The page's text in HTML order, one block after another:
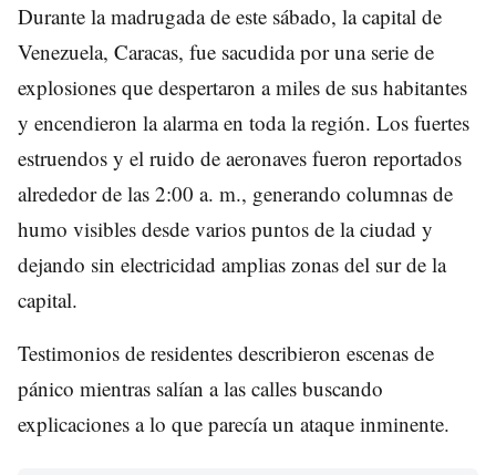
Durante la madrugada de este sábado, la capital de
Venezuela, Caracas, fue sacudida por una serie de
explosiones que despertaron a miles de sus habitantes
y encendieron la alarma en toda la región. Los fuertes
estruendos y el ruido de aeronaves fueron reportados
alrededor de las 2:00 a. m., generando columnas de
humo visibles desde varios puntos de la ciudad y
dejando sin electricidad amplias zonas del sur de la
capital.
Testimonios de residentes describieron escenas de
pánico mientras salían a las calles buscando
explicaciones a lo que parecía un ataque inminente.